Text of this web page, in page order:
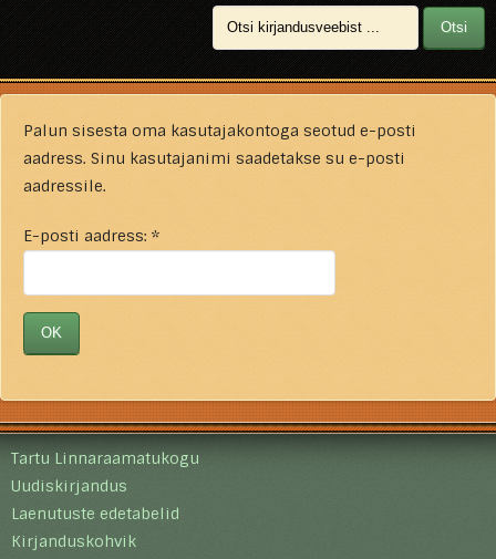
Palun sisesta oma kasutajakontoga seotud e-posti
aadress. Sinu kasutajanimi saadetakse su e-posti
aadressile.
E-posti aadress: *
OK
Tartu Linnaraamatukogu
Uudiskirjandus
Laenutuste edetabelid
Kirjanduskohvik